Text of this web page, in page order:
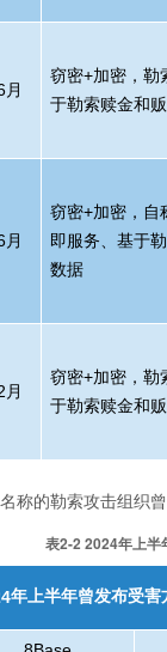
月
窃密+加密，勒
于勒索赎金和
月
窃密+加密，自
即服务、基于
数据
月
窃密+加密，勒
于勒索赎金和
称的勒索攻击组织
表2-2 2024年上半
年上半年曾发布受